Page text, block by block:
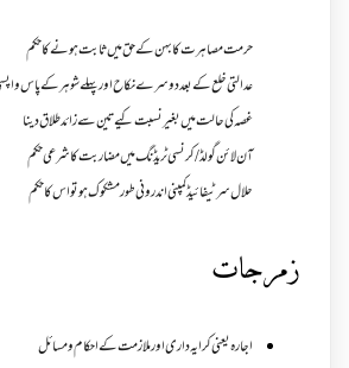
حرمت مصاہرت کا بہن کے حق میں ثابت ہونے کا حکم
عدالتی خلع کے بعد دوسرے نکاح اور پہلے شوہر کے پاس
غصہ کی حالت میں بغیر نسبت کیے تین سے زائد طلاق دینا
آن لائن گولڈ /کرنسی ٹریڈنگ میں مضاربت کا شرعی حکم
حلال سرٹیفائیڈ کمپنی اندرونی طور مشکوک ہو تو اس کا حکم
زمرجات
اجارہ یعنی کرایہ داری اور ملازمت کے احکام و مسائل